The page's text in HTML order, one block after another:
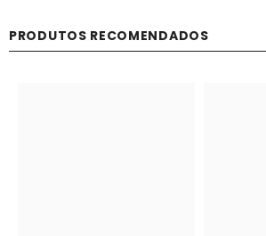
PRODUTOS RECOMENDADOS